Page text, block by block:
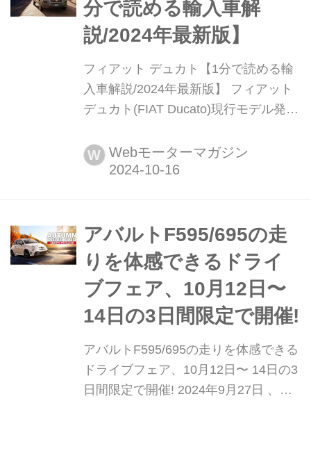
ーション・キャンペーンの第2...
分で読める輸入車解
説/2024年最新版】
フィアット デュカト【1分で読める輸
入車解説/2024年最新版】 フィアット
デュカト(FIAT Ducato)現行モデル発表
597万5000円
W Webモーターマガジン
アバルトF595/695の走
りを体感できるドライ
ブフェア、10月12日〜
14日の3日間限定で開催!
アバルトF595/695の走りを体感できる
ドライブフェア、10月12日〜 14日の3
日間限定で開催! 2024年9月27日 、ス